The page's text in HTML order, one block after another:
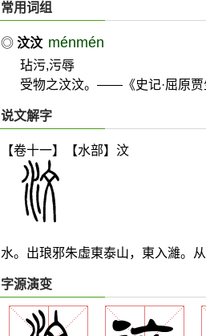
常用词组
◎ 汶汶 ménmén
玷污,污辱
受物之汶汶。——《史记·屈原贾
说文解字
【卷十一】【水部】 汶
水。出琅邪朱虛東泰山，東入濰。
字源演变